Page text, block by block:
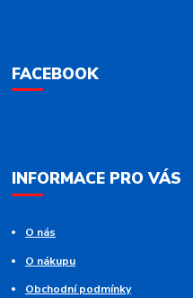
FACEBOOK
INFORMACE PRO VÁS
O nás
O nákupu
Obchodní podmínky